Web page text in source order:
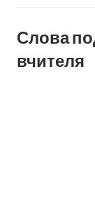
Слова
вчителя